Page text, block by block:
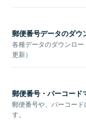
郵便番号データのダウ
各種データのダウンロ
更新）
郵便番号・バーコード
郵便番号や、バーコー
す。